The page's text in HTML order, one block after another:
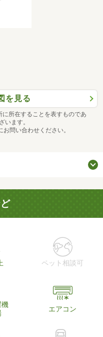
を見る
所在することを表すものであ
います。
問い合わせください。
ペット相談可
機
エアコン